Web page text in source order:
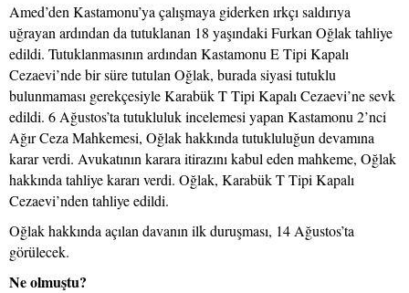
Amed’den Kastamonu’ya çalışmaya giderken ırkçı saldırıya
uğrayan ardından da tutuklanan 18 yaşındaki Furkan Oğlak tahliye
edildi. Tutuklanmasının ardından Kastamonu E Tipi Kapalı
Cezaevi’nde bir süre tutulan Oğlak, burada siyasi tutuklu
bulunmaması gerekçesiyle Karabük T Tipi Kapalı Cezaevi’ne sevk
edildi. 6 Ağustos’ta tutukluluk incelemesi yapan Kastamonu 2’nci
Ağır Ceza Mahkemesi, Oğlak hakkında tutukluluğun devamına
karar verdi. Avukatının karara itirazını kabul eden mahkeme, Oğlak
hakkında tahliye kararı verdi. Oğlak, Karabük T Tipi Kapalı
Cezaevi’nden tahliye edildi.
Oğlak hakkında açılan davanın ilk duruşması, 14 Ağustos’ta
görülecek.
Ne olmuştu?